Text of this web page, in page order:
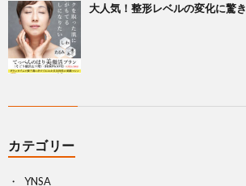
大人気！整形レベルの変化に驚き
カテゴリー
YNSA